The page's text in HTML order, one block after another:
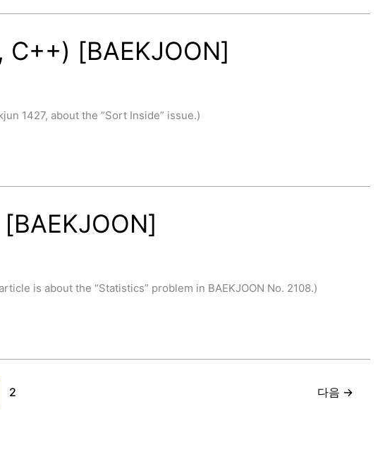
C++) [BAEKJOON]
1427, about the “Sort Inside” issue.)
is about the “Statistics” problem in BAEKJOON No. 2108.)
2 다음 →